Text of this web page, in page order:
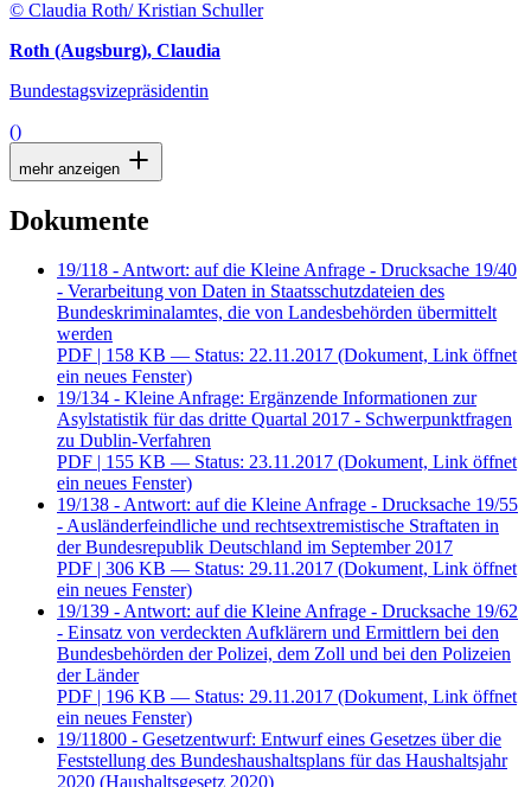
© Claudia Roth/ Kristian Schuller
Roth (Augsburg), Claudia
Bundestagsvizepräsidentin
()
mehr anzeigen
Dokumente
19/118 - Antwort: auf die Kleine Anfrage - Drucksache 19/40
- Verarbeitung von Daten in Staatsschutzdateien des
Bundeskriminalamtes, die von Landesbehörden übermittelt
werden
PDF | 158 KB — Status: 22.11.2017 (Dokument, Link öffnet
ein neues Fenster)
19/134 - Kleine Anfrage: Ergänzende Informationen zur
Asylstatistik für das dritte Quartal 2017 - Schwerpunktfragen
zu Dublin-Verfahren
PDF | 155 KB — Status: 23.11.2017 (Dokument, Link öffnet
ein neues Fenster)
19/138 - Antwort: auf die Kleine Anfrage - Drucksache 19/55
- Ausländerfeindliche und rechtsextremistische Straftaten in
der Bundesrepublik Deutschland im September 2017
PDF | 306 KB — Status: 29.11.2017 (Dokument, Link öffnet
ein neues Fenster)
19/139 - Antwort: auf die Kleine Anfrage - Drucksache 19/62
- Einsatz von verdeckten Aufklärern und Ermittlern bei den
Bundesbehörden der Polizei, dem Zoll und bei den Polizeien
der Länder
PDF | 196 KB — Status: 29.11.2017 (Dokument, Link öffnet
ein neues Fenster)
19/11800 - Gesetzentwurf: Entwurf eines Gesetzes über die
Feststellung des Bundeshaushaltsplans für das Haushaltsjahr
2020 (Haushaltsgesetz 2020)